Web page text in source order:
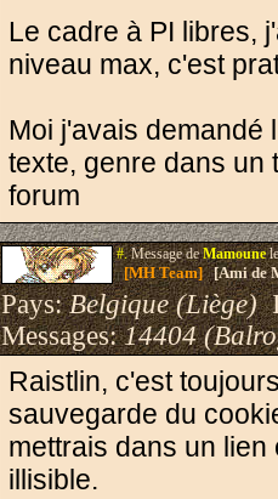
Le cadre à PI libres,
niveau max, c'est
Moi j'avais demandé
texte, genre dans un
forum
#.Message deMamoune
[MH Team][Ami de
Pays:Belgique (Liège)
Messages:14404
Raistlin, c'est
sauvegarde du
mettrais dans un
illisible.